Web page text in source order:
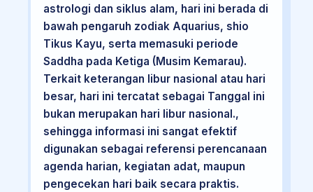
astrologi dan siklus alam, hari ini berada di
bawah pengaruh zodiak Aquarius, shio
Tikus Kayu, serta memasuki periode
Saddha pada Ketiga (Musim Kemarau).
Terkait keterangan libur nasional atau hari
besar, hari ini tercatat sebagai Tanggal ini
bukan merupakan hari libur nasional.,
sehingga informasi ini sangat efektif
digunakan sebagai referensi perencanaan
agenda harian, kegiatan adat, maupun
pengecekan hari baik secara praktis.